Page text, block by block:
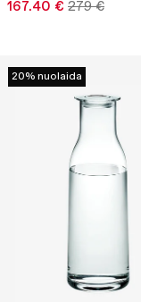
167.40 € 279 €
20% nuolaida